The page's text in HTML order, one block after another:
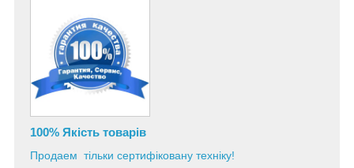
100% Якість товарів
Продаем тільки сертифіковану техніку!